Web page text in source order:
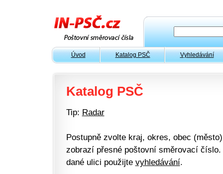
Úvod Katalog PSČ Vyhledávání
Katalog PSČ
Tip: Radar
Postupně zvolte kraj, okres, obec
zobrazí přesné poštovní směrovací
dané ulici použijte vyhledávání.